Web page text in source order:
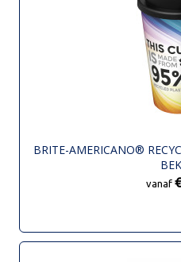
BRITE-AMERICANO®
vanaf